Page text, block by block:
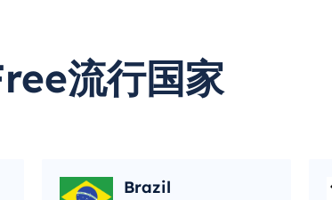
流行国家
Brazil